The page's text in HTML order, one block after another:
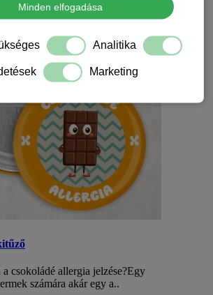
csokoládé allergia jelzése?Egy
számára akár egy a..
Minden elfogadása
Analitika
Marketing